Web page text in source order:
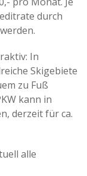
durch
In
Skigebiete
zu Fuß
kann in
derzeit für ca.
alle